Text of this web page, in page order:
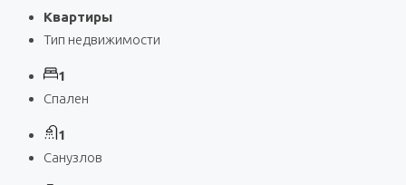
Квартиры
Тип недвижимости
1
Спален
1
Санузлов